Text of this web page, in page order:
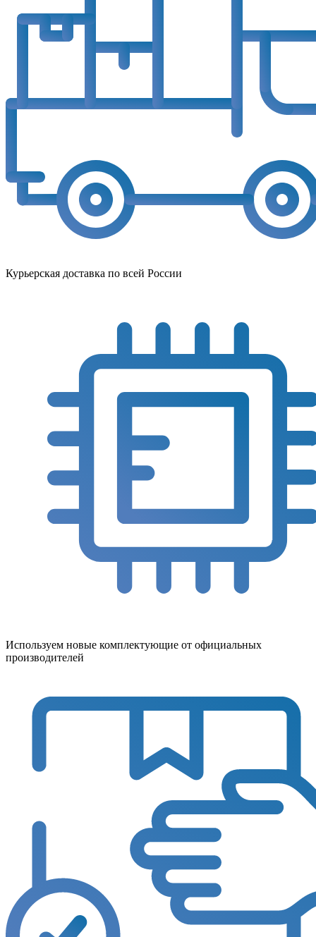
Курьерская доставка по всей России
Используем новые комплектующие от официальных
производителей